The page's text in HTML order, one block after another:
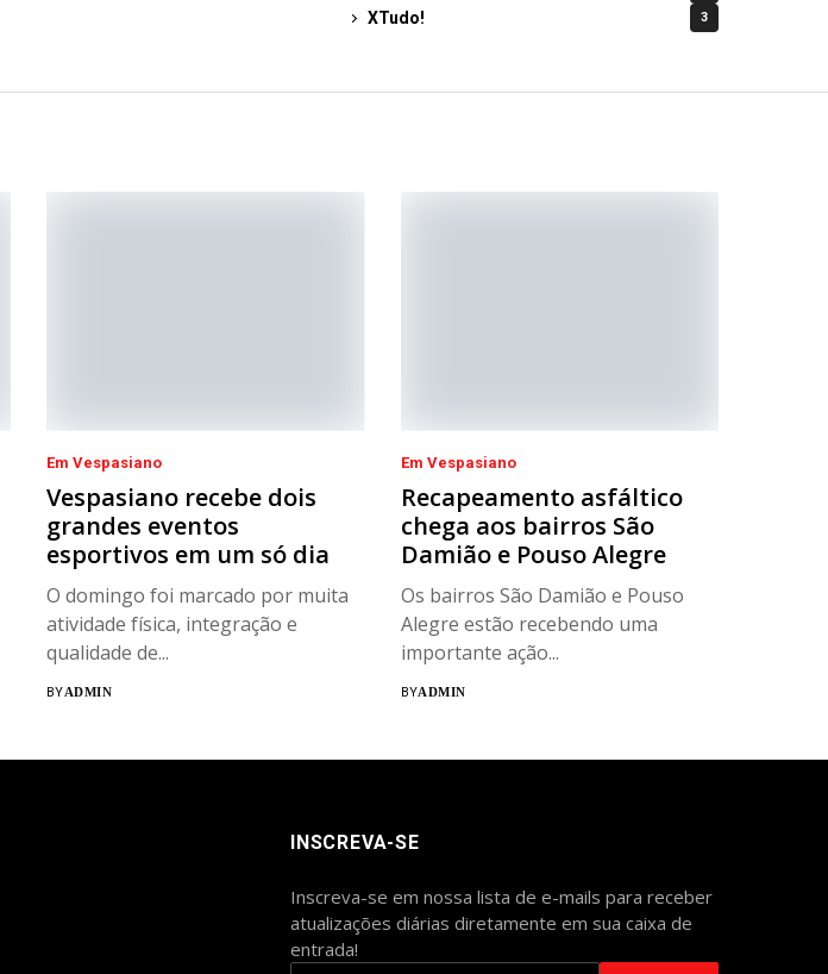
XTudo! 3
Em Vespasiano
Vespasiano recebe dois
grandes eventos
esportivos em um só dia
O domingo foi marcado por muita
atividade física, integração e
qualidade de...
BYADMIN
Em Vespasiano
Recapeamento asfáltico
chega aos bairros São
Damião e Pouso Alegre
Os bairros São Damião e Pouso
Alegre estão recebendo uma
importante ação...
BYADMIN
INSCREVA-SE
Inscreva-se em nossa lista de e-mails para receber
atualizações diárias diretamente em sua caixa de
entrada!